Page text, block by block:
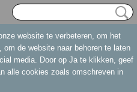
website te verbeteren, om het
de website naar behoren te laten
media. Door op Ja te klikken, geef
alle cookies zoals omschreven in